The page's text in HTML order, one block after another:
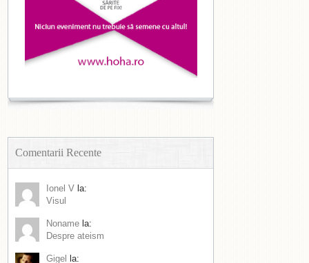
Comentarii Recente
Ionel V la:
Visul
Noname la:
Despre ateism
Gigel la: